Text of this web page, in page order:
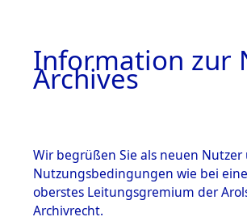
Information zur
Archives
Wir begrüßen Sie als neuen Nutzer
Nutzungsbedingungen wie bei
oberstes Leitungsgremium der
Archivrecht.